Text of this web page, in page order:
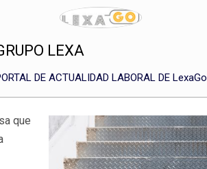
LEXA
DE ACTUALIDAD LABORAL DE LexaGo
que